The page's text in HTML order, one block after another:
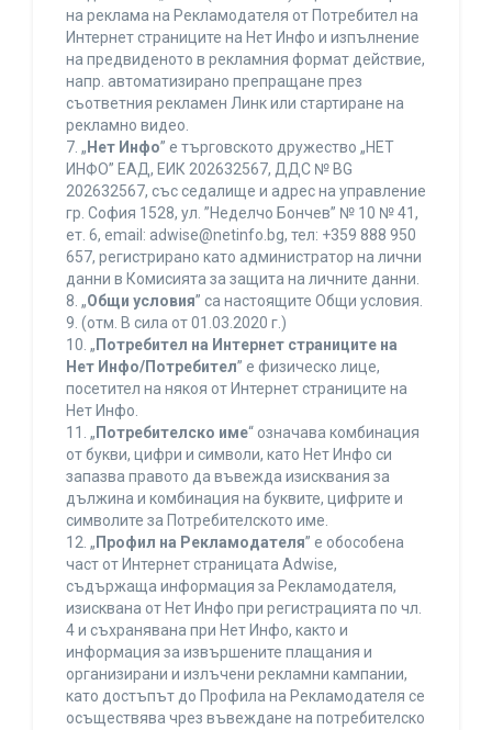
на реклама на Рекламодателя от Потребител на
Интернет страниците на Нет Инфо и изпълнение
на предвиденото в рекламния формат действие,
напр. автоматизирано препращане през
съответния рекламен Линк или стартиране на
рекламно видео.
7. „ Нет Инфо” е търговското дружество „НЕТ
ИНФО” ЕАД, ЕИК 202632567, ДДС № BG
202632567, със седалище и адрес на управление
гр. София 1528, ул. ”Неделчо Бончев” № 10 № 41,
ет. 6, еmail: adwise@netinfo.bg, тел: +359 888 950
657, регистрирано като администратор на лични
данни в Комисията за защита на личните данни.
8. „Общи условия” са настоящите Общи условия.
9. (отм. В сила от 01.03.2020 г.)
10. „ Потребител на Интернет страниците на
Нет Инфо/Потребител” е физическо лице,
посетител на някоя от Интернет страниците на
Нет Инфо.
11. „ Потребителско име“ означава комбинация
от букви, цифри и символи, като Нет Инфо си
запазва правото да въвежда изисквания за
дължина и комбинация на буквите, цифрите и
символите за Потребителското име.
12. „ Профил на Рекламодателя” е обособена
част от Интернет страницата Adwise,
съдържаща информация за Рекламодателя,
изисквана от Нет Инфо при регистрацията по чл.
4 и съхранявана при Нет Инфо, както и
информация за извършените плащания и
организирани и излъчени рекламни кампании,
като достъпът до Профила на Рекламодателя се
осъществява чрез въвеждане на потребителско